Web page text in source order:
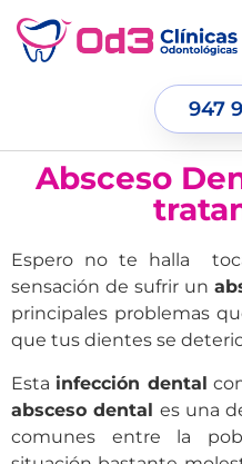
947
Absceso
Espero no te halla
sensación de sufrir un
principales problemas
que tus dientes se
Esta infección dental
absceso dental es una
comunes entre la